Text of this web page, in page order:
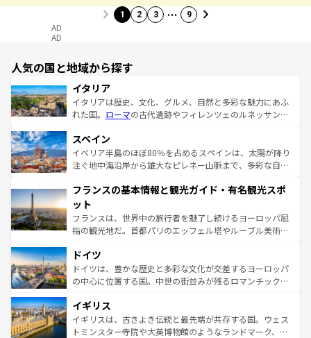
1 2 3 … 9
AD
AD
人気の国と地域から探す
イタリア
イタリアは歴史、文化、グルメ、自然と多彩な魅力にあふ
れた国。 ローマの古代遺跡やフィレンツェのルネッサンス
ろん、トスカーナの美しい田園風景やアマルフィ海岸の絶
景など、自然景観も見逃せない。観光の合間には、本場の
ピザやパスタなど、絶品のイタリア料理を堪能することも
ませてくれるイタリアで、忘れられない旅をしてみよう！
なお、新着のイタリア情報は
しい。
スペイン
イベリア半島のほぼ80％を占めるスペインは、太陽が降り
注ぐ地中海沿岸から雄大なピレネー山脈まで、多彩な自然
文化が根付くこの国では、情熱的なフラメンコ、熱気あふ
れる闘牛、そして美味しいタパスが生活の一部となってい
る。首都マドリードの洗練された雰囲気や、バルセロナの
アートに溢れた街角から、地方では古代ローマ遺跡や中世
せる。地方によって風土や気候が異なるスペインはその個
性で訪れる人を魅了する。 なお、新着のスペイン情報は コ
ンテンツ一覧を参照してほしい。
フランスの基本情報と観光ガイド・有名観光スポ
ット
フランスは、世界中の旅行者を魅了し続けるヨーロッパ屈
指の観光地だ。首都パリのエッフェル塔やルーブル美術館
で、幅広い魅力が詰まっている。華麗な宮殿、歴史的な大
聖堂、美しいビーチ、そして豊かな自然が、訪れる者を心
から魅了する。また、フランスは美食の国としても知ら
いる。シャンパンの発祥地であるランス、プロヴァンスの
香り高いラベンダー畑など、多彩な楽しみ方が可能だ。さ
らに、パリ以外の地域にも魅力が溢れており、どの街角に
ドイツ
ドイツは、豊かな歴史と多彩な文化が交差するヨーロッパ
の中心に位置する国。中世の街並みが残るロマンチック街
顔を持つこの国は、どこを歩いても飽きることがない。ベ
ルリンの文化的活気、バイエルン州のアルプスの絶景、そ
してライン川沿いのワイン畑といった風景は必見。ビール
イギリス
イギリスは、古きよき伝統と最先端が共存する国。ウェス
トミンスター寺院や大英博物館のようなランドマーク、歴